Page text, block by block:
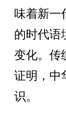
味着新一
的时代语
变化。传
证明，中
识。